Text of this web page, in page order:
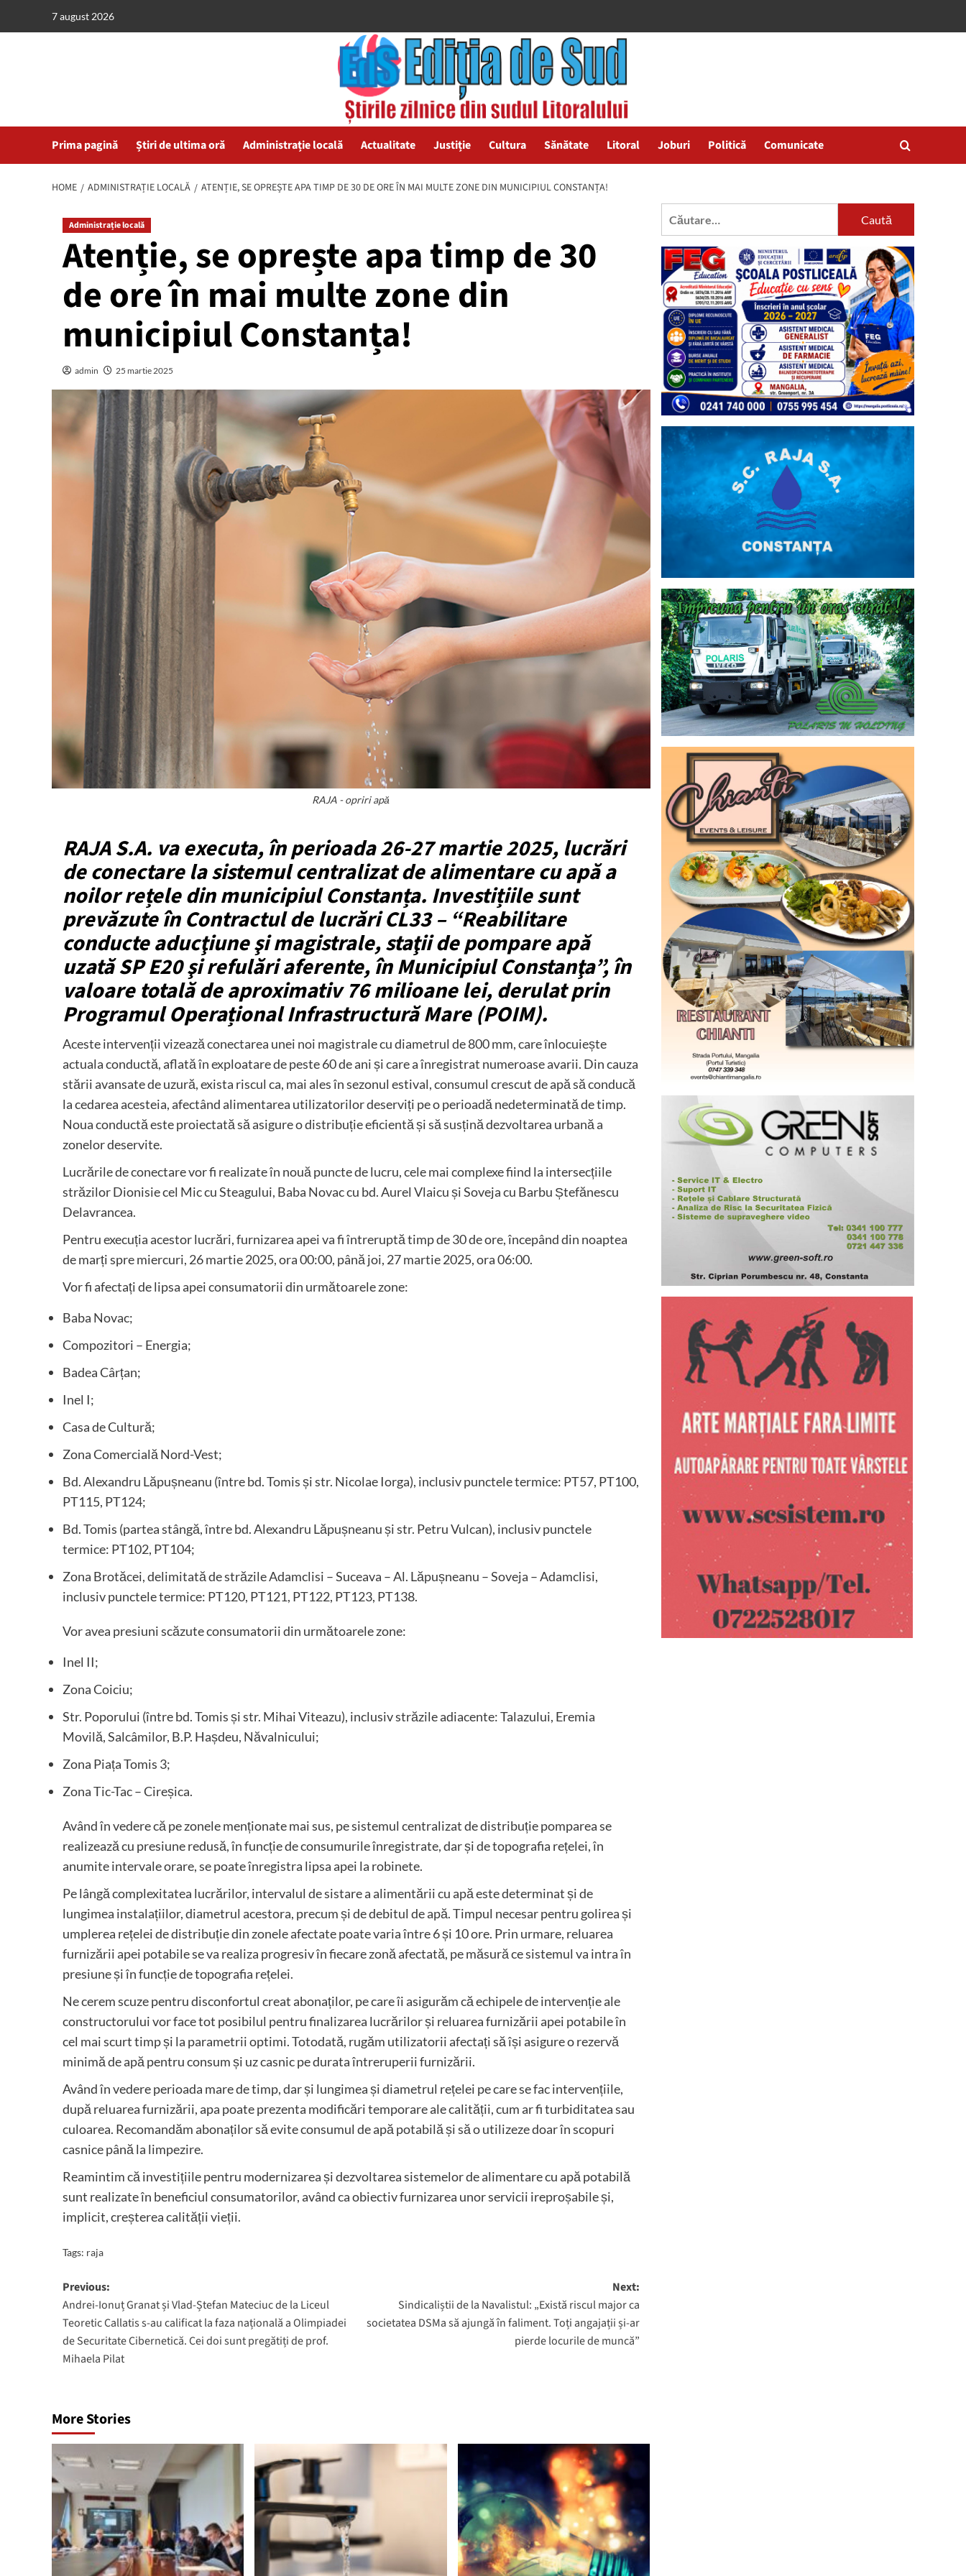
7 august 2026
Prima pagină Știri de ultima oră Administrație locală Actualitate Justiție Cultura Sănătate Litoral Joburi Politică Comunicate
HOME ADMINISTRAȚIE LOCALĂ ATENȚIE, SE OPREȘTE APA TIMP DE 30 DE ORE ÎN MAI MULTE ZONE DIN MUNICIPIUL CONSTANȚA!
Administrație locală
Atenție, se oprește apa timp de 30
de ore în mai multe zone din
municipiul Constanța!
admin 25 martie 2025
RAJA - opriri apă
RAJA S.A. va executa, în perioada 26-27 martie 2025, lucrări
de conectare la sistemul centralizat de alimentare cu apă a
noilor rețele din municipiul Constanța. Investițiile sunt
prevăzute în Contractul de lucrări CL33 – “Reabilitare
conducte aducţiune şi magistrale, staţii de pompare apă
uzată SP E20 şi refulări aferente, în Municipiul Constanţa”, în
valoare totală de aproximativ 76 milioane lei, derulat prin
Programul Operațional Infrastructură Mare (POIM).
Aceste intervenții vizează conectarea unei noi magistrale cu diametrul de 800 mm, care înlocuiește
actuala conductă, aflată în exploatare de peste 60 de ani și care a înregistrat numeroase avarii. Din cauza
stării avansate de uzură, exista riscul ca, mai ales în sezonul estival, consumul crescut de apă să conducă
la cedarea acesteia, afectând alimentarea utilizatorilor deserviți pe o perioadă nedeterminată de timp.
Noua conductă este proiectată să asigure o distribuție eficientă și să susțină dezvoltarea urbană a
zonelor deservite.
Lucrările de conectare vor fi realizate în nouă puncte de lucru, cele mai complexe fiind la intersecțiile
străzilor Dionisie cel Mic cu Steagului, Baba Novac cu bd. Aurel Vlaicu și Soveja cu Barbu Ștefănescu
Delavrancea.
Pentru execuția acestor lucrări, furnizarea apei va fi întreruptă timp de 30 de ore, începând din noaptea
de marți spre miercuri, 26 martie 2025, ora 00:00, până joi, 27 martie 2025, ora 06:00.
Vor fi afectați de lipsa apei consumatorii din următoarele zone:
Baba Novac;
Compozitori – Energia;
Badea Cârțan;
Inel I;
Casa de Cultură;
Zona Comercială Nord-Vest;
Bd. Alexandru Lăpușneanu (între bd. Tomis și str. Nicolae Iorga), inclusiv punctele termice: PT57, PT100,
PT115, PT124;
Bd. Tomis (partea stângă, între bd. Alexandru Lăpușneanu și str. Petru Vulcan), inclusiv punctele
termice: PT102, PT104;
Zona Brotăcei, delimitată de străzile Adamclisi – Suceava – Al. Lăpușneanu – Soveja – Adamclisi,
inclusiv punctele termice: PT120, PT121, PT122, PT123, PT138.
Vor avea presiuni scăzute consumatorii din următoarele zone:
Inel II;
Zona Coiciu;
Str. Poporului (între bd. Tomis și str. Mihai Viteazu), inclusiv străzile adiacente: Talazului, Eremia
Movilă, Salcâmilor, B.P. Hașdeu, Năvalnicului;
Zona Piața Tomis 3;
Zona Tic-Tac – Cireșica.
Având în vedere că pe zonele menționate mai sus, pe sistemul centralizat de distribuție pomparea se
realizează cu presiune redusă, în funcție de consumurile înregistrate, dar și de topografia rețelei, în
anumite intervale orare, se poate înregistra lipsa apei la robinete.
Pe lângă complexitatea lucrărilor, intervalul de sistare a alimentării cu apă este determinat și de
lungimea instalațiilor, diametrul acestora, precum și de debitul de apă. Timpul necesar pentru golirea și
umplerea rețelei de distribuție din zonele afectate poate varia între 6 și 10 ore. Prin urmare, reluarea
furnizării apei potabile se va realiza progresiv în fiecare zonă afectată, pe măsură ce sistemul va intra în
presiune și în funcție de topografia rețelei.
Ne cerem scuze pentru disconfortul creat abonaților, pe care îi asigurăm că echipele de intervenție ale
constructorului vor face tot posibilul pentru finalizarea lucrărilor și reluarea furnizării apei potabile în
cel mai scurt timp și la parametrii optimi. Totodată, rugăm utilizatorii afectați să își asigure o rezervă
minimă de apă pentru consum și uz casnic pe durata întreruperii furnizării.
Având în vedere perioada mare de timp, dar și lungimea și diametrul rețelei pe care se fac intervențiile,
după reluarea furnizării, apa poate prezenta modificări temporare ale calității, cum ar fi turbiditatea sau
culoarea. Recomandăm abonaților să evite consumul de apă potabilă și să o utilizeze doar în scopuri
casnice până la limpezire.
Reamintim că investițiile pentru modernizarea și dezvoltarea sistemelor de alimentare cu apă potabilă
sunt realizate în beneficiul consumatorilor, având ca obiectiv furnizarea unor servicii ireproșabile și,
implicit, creșterea calității vieții.
Tags: raja
Post
navigation
Previous:
Andrei-Ionuț Granat și Vlad-Ștefan Mateciuc de la Liceul
Teoretic Callatis s-au calificat la faza națională a Olimpiadei
de Securitate Cibernetică. Cei doi sunt pregătiți de prof.
Mihaela Pilat
Next:
Sindicaliștii de la Navalistul: „Există riscul major ca
societatea DSMa să ajungă în faliment. Toți angajații și-ar
pierde locurile de muncă”
More Stories
Caută